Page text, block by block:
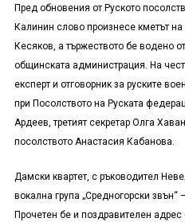
Пред обновения от Руското
Калинин слово произнесе кметът
Кесяков, а тържеството бе водено
общинската администрация. На
експерт и отговорник за руските
при Посолството на Руската
Ардеев, третият секретар Олга
посолството Анастасия Кабанова.
Дамски квартет, с ръководител
вокална група „Средногорски
Прочетен бе и поздравителен